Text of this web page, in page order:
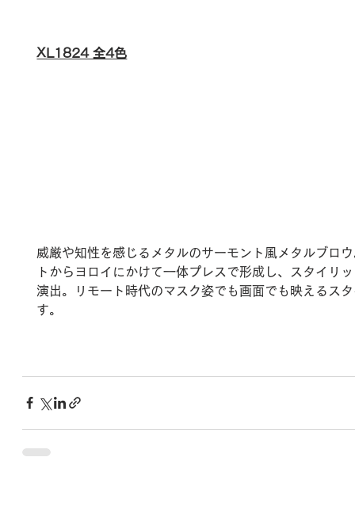
XL1824 全4色
威厳や知性を感じるメタルのサーモント風メタルブロ
トからヨロイにかけて一体プレスで形成し、スタイリ
演出。リモート時代のマスク姿でも画面でも映えるス
す。